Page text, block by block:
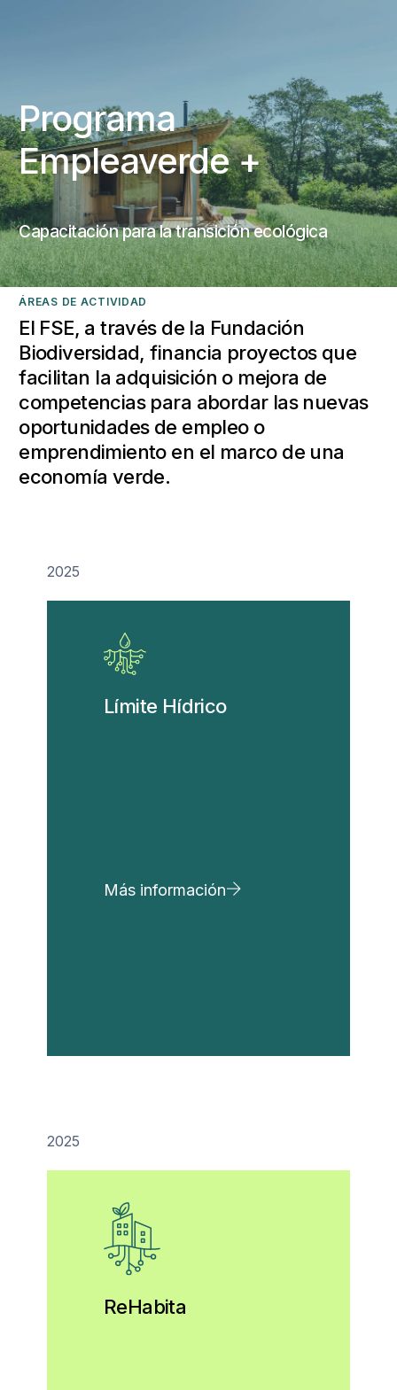
Programa
Empleaverde +
Capacitación para la transición ecológica
ÁREAS DE ACTIVIDAD
El FSE, a través de la Fundación
Biodiversidad, financia proyectos que
facilitan la adquisición o mejora de
competencias para abordar las nuevas
oportunidades de empleo o
emprendimiento en el marco de una
economía verde.
2025
Límite Hídrico
Más información
2025
ReHabita